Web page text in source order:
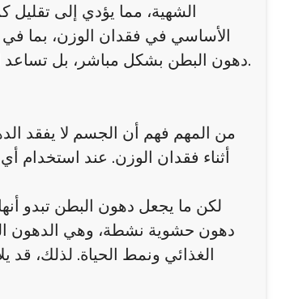
الشهية، مما يؤدي إلى تقليل
الأساسي في فقدان الوزن، بما
دهون البطن بشكل مباشر، بل تساعد الجسم على الدخول في حالة عجز حراري تؤدي إلى حرق الدهون بشكل عام.
من المهم فهم أن الجسم لا يفقد
أثناء فقدان الوزن. عند استخدام
لكن ما يجعل دهون البطن تبدو
دهون حشوية نشطة، وهي الدهون
الغذائي ونمط الحياة. لذلك،